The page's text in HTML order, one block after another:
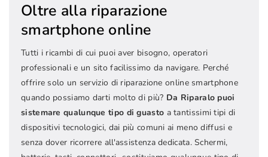
Oltre alla riparazione
smartphone online
Tutti i ricambi di cui puoi aver bisogno, operatori
professionali e un sito facilissimo da navigare. Perché
offrire solo un servizio di riparazione online smartphone
quando possiamo darti molto di più? Da Riparalo puoi
sistemare qualunque tipo di guasto a tantissimi tipi di
dispositivi tecnologici, dai più comuni ai meno diffusi e
senza dover ricorrere all'assistenza dedicata. Schermi,